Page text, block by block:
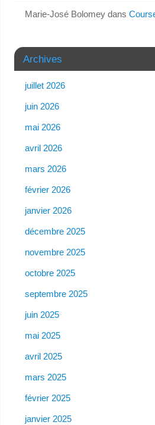
Marie-José Bolomeydans
Archives
juillet 2026
juin 2026
mai 2026
avril 2026
mars 2026
février 2026
janvier 2026
décembre 2025
novembre 2025
octobre 2025
septembre 2025
juin 2025
mai 2025
avril 2025
mars 2025
février 2025
janvier 2025